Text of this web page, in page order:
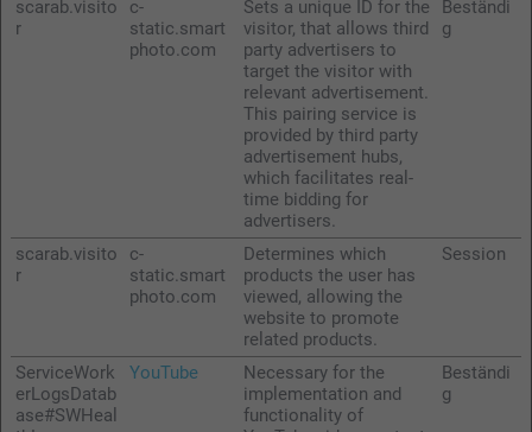
scarab.visito
r
c-
static.smart
photo.com
Sets a unique ID for the
visitor, that allows third
party advertisers to
target the visitor with
relevant advertisement.
This pairing service is
provided by third party
advertisement hubs,
which facilitates real-
time bidding for
advertisers.
Beständi
g
scarab.visito
r
c-
static.smart
photo.com
Determines which
products the user has
viewed, allowing the
website to promote
related products.
Session
ServiceWork
erLogsDatab
ase#SWHeal
YouTube
Necessary for the
implementation and
functionality of
Beständi
g